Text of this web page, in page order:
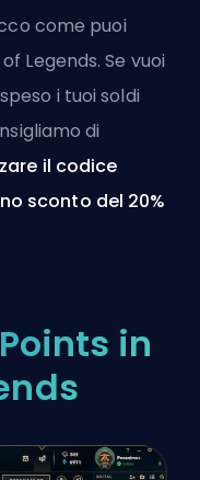
come puoi
Legends. Se vuoi
i tuoi soldi
di
il codice
sconto del 20%
in